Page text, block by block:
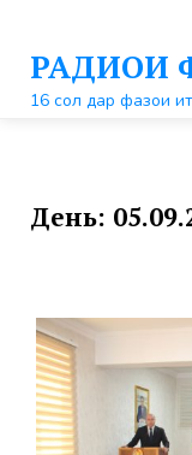
контентуРАДИОИ
16 сол дар фазои
День: